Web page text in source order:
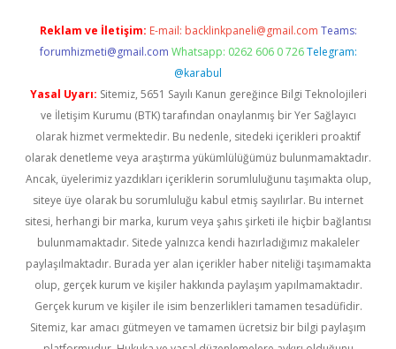
Reklam ve İletişim: E-mail: backlinkpaneli@gmail.com Teams:
forumhizmeti@gmail.com Whatsapp: 0262 606 0 726 Telegram:
@karabul
Yasal Uyarı: Sitemiz, 5651 Sayılı Kanun gereğince Bilgi Teknolojileri
ve İletişim Kurumu (BTK) tarafından onaylanmış bir Yer Sağlayıcı
olarak hizmet vermektedir. Bu nedenle, sitedeki içerikleri proaktif
olarak denetleme veya araştırma yükümlülüğümüz bulunmamaktadır.
Ancak, üyelerimiz yazdıkları içeriklerin sorumluluğunu taşımakta olup,
siteye üye olarak bu sorumluluğu kabul etmiş sayılırlar. Bu internet
sitesi, herhangi bir marka, kurum veya şahıs şirketi ile hiçbir bağlantısı
bulunmamaktadır. Sitede yalnızca kendi hazırladığımız makaleler
paylaşılmaktadır. Burada yer alan içerikler haber niteliği taşımamakta
olup, gerçek kurum ve kişiler hakkında paylaşım yapılmamaktadır.
Gerçek kurum ve kişiler ile isim benzerlikleri tamamen tesadüfidir.
Sitemiz, kar amacı gütmeyen ve tamamen ücretsiz bir bilgi paylaşım